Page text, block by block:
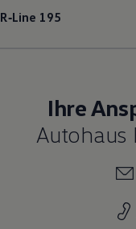
R‑Line 195
Ihre
Autohaus